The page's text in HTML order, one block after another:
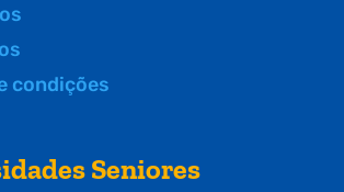
condições
Seniores